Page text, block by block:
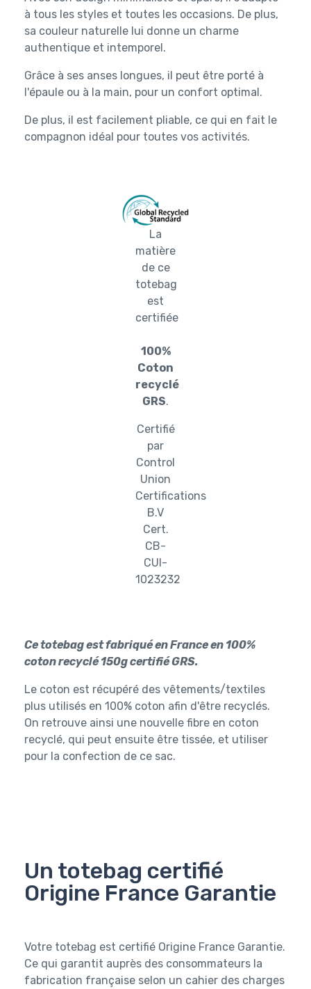
à tous les styles et toutes les occasions. De plus,
sa couleur naturelle lui donne un charme
authentique et intemporel.
Grâce à ses anses longues, il peut être porté à
l'épaule ou à la main, pour un confort optimal.
De plus, il est facilement pliable, ce qui en fait le
compagnon idéal pour toutes vos activités.
La
matière
de ce
totebag
est
certifiée
100%
Coton
recyclé
GRS.
Certifié
par
Control
Union
Certifications
B.V
Cert.
CB-
CUI-
1023232
Ce totebag est fabriqué en France en 100%
coton recyclé 150g certifié GRS.
Le coton est récupéré des vêtements/textiles
plus utilisés en 100% coton afin d'être recyclés.
On retrouve ainsi une nouvelle fibre en coton
recyclé, qui peut ensuite être tissée, et utiliser
pour la confection de ce sac.
Un totebag certifié
Origine France Garantie
Votre totebag est certifié Origine France Garantie.
Ce qui garantit auprès des consommateurs la
fabrication française selon un cahier des charges